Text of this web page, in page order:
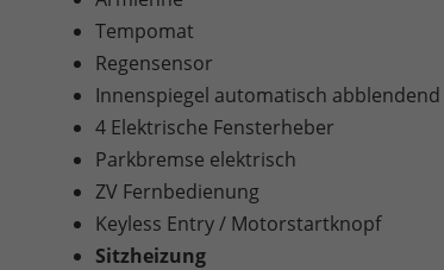
Tempomat
Regensensor
Innenspiegel automatisch abblendend
4 Elektrische Fensterheber
Parkbremse elektrisch
ZV Fernbedienung
Keyless Entry / Motorstartknopf
Sitzheizung